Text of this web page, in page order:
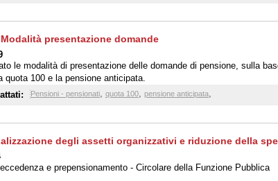
Modalità presentazione domande
le modalità di presentazione delle domande di pensione, sulla
quota 100 e la pensione anticipata.
Pensioni - pensionati, quota 100, pensione anticipata,
degli assetti organizzativi e riduzione della
e prepensionamento - Circolare della Funzione Pubblica